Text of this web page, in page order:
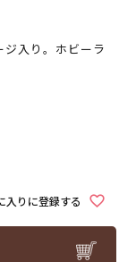
入り。ホビーラ
入りに登録する